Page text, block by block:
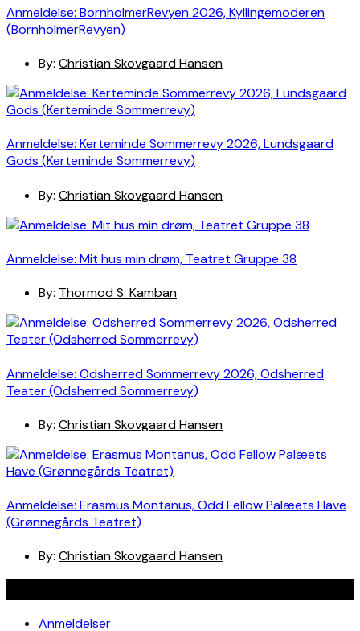
Anmeldelse: BornholmerRevyen 2026, Kyllingemoderen
(BornholmerRevyen)
By: Christian Skovgaard Hansen
Anmeldelse: Kerteminde Sommerrevy 2026, Lundsgaard
Gods (Kerteminde Sommerrevy)
By: Christian Skovgaard Hansen
Anmeldelse: Mit hus min drøm, Teatret Gruppe 38
By: Thormod S. Kamban
Anmeldelse: Odsherred Sommerrevy 2026, Odsherred
Teater (Odsherred Sommerrevy)
By: Christian Skovgaard Hansen
Anmeldelse: Erasmus Montanus, Odd Fellow Palæets Have
(Grønnegårds Teatret)
By: Christian Skovgaard Hansen
Anmeldelser